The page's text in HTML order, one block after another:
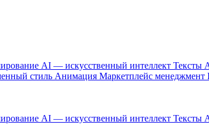
AI — искусственный интеллект Тексты
стиль Анимация Маркетплейс менеджмент
AI — искусственный интеллект Тексты